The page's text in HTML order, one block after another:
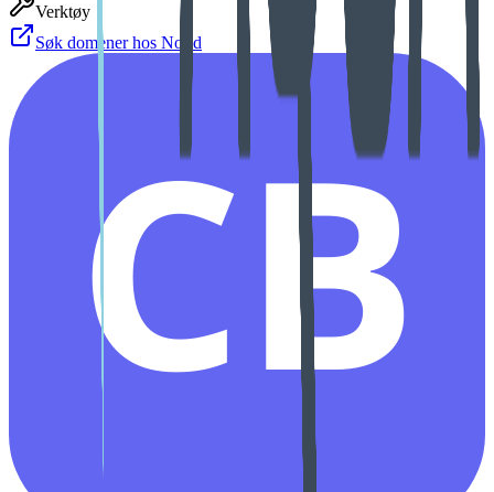
Verktøy
Søk domener hos Norid
CB